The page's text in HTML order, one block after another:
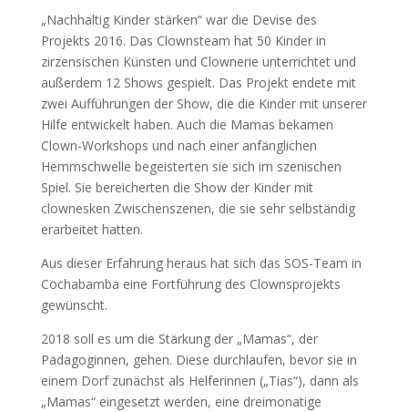
„Nachhaltig Kinder stärken“ war die Devise des
Projekts 2016. Das Clownsteam hat 50 Kinder in
zirzensischen Künsten und Clownerie unterrichtet und
außerdem 12 Shows gespielt. Das Projekt endete mit
zwei Aufführungen der Show, die die Kinder mit unserer
Hilfe entwickelt haben. Auch die Mamas bekamen
Clown-Workshops und nach einer anfänglichen
Hemmschwelle begeisterten sie sich im szenischen
Spiel. Sie bereicherten die Show der Kinder mit
clownesken Zwischenszenen, die sie sehr selbständig
erarbeitet hatten.
Aus dieser Erfahrung heraus hat sich das SOS-Team in
Cochabamba eine Fortführung des Clownsprojekts
gewünscht.
2018 soll es um die Stärkung der „Mamas“, der
Pädagoginnen, gehen. Diese durchlaufen, bevor sie in
einem Dorf zunächst als Helferinnen („Tias“), dann als
„Mamas“ eingesetzt werden, eine dreimonatige